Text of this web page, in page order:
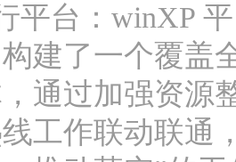
平台：winXP
建了一个覆盖
通过加强资源
工作联动联通